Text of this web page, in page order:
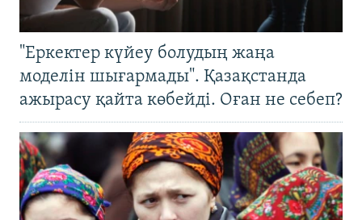
"Еркектер күйеу болудың жаңа
моделін шығармады". Қазақстанда
ажырасу қайта көбейді. Оған не себеп?